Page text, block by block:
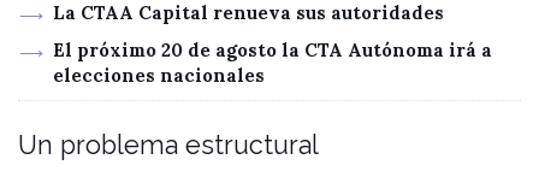
La CTAA Capital renueva sus autoridades
El próximo 20 de agosto la CTA Autónoma irá a
elecciones nacionales
Un problema estructural